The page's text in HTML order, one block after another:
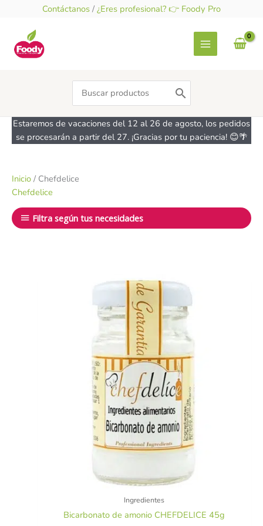
contenido
Contáctanos / ¿Eres profesional? 👉 Foody Pro
Search
for:
Estaremos de vacaciones del 12 al 26 de agosto, los pedidos
se procesarán a partir del 27. ¡Gracias por tu paciencia! 😊🌴
Inicio / Chefdelice
Chefdelice
Filtra según tus necesidades
Ingredientes
Bicarbonato de amonio CHEFDELICE 45g